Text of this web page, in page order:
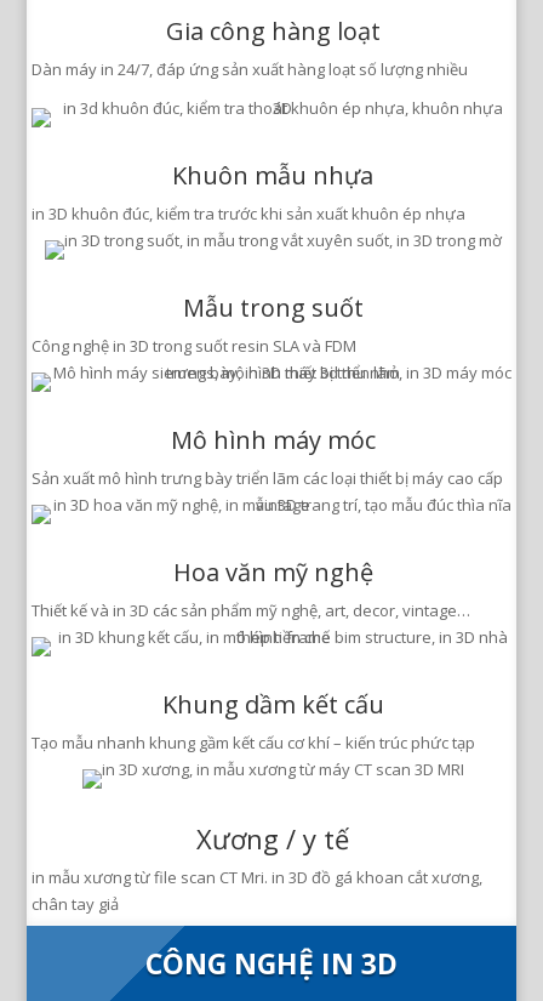
Gia công hàng loạt
Dàn máy in 24/7, đáp ứng sản xuất hàng loạt số lượng nhiều
Khuôn mẫu nhựa
in 3D khuôn đúc, kiểm tra trước khi sản xuất khuôn ép nhựa
Mẫu trong suốt
Công nghệ in 3D trong suốt resin SLA và FDM
Mô hình máy móc
Sản xuất mô hình trưng bày triển lãm các loại thiết bị máy cao cấp
Hoa văn mỹ nghệ
Thiết kế và in 3D các sản phẩm mỹ nghệ, art, decor, vintage…
Khung dầm kết cấu
Tạo mẫu nhanh khung gầm kết cấu cơ khí – kiến trúc phức tạp
Xương / y tế
in mẫu xương từ file scan CT Mri. in 3D đồ gá khoan cắt xương,
chân tay giả
CÔNG NGHỆ IN 3D